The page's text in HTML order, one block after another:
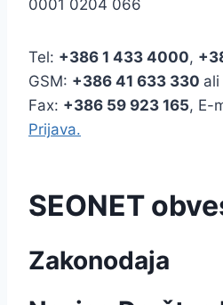
0001 0204 066
Tel: +386 1 433 4000,
GSM: +386 41 633 330 ali
Fax: +386 59 923 165, E-
Prijava.
SEONET
Zakonodaja